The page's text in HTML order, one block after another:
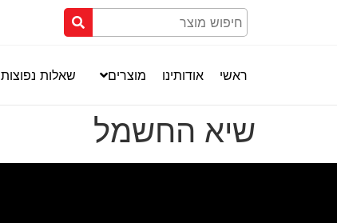
ראשי אודותינו מוצרים שאלות נפוצות
שיא החשמל